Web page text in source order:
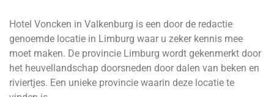
Hotel Voncken in Valkenburg is een door de redactie
genoemde locatie in Limburg waar u zeker kennis mee
moet maken. De provincie Limburg wordt gekenmerkt door
het heuvellandschap doorsneden door dalen van beken en
riviertjes. Een unieke provincie waarin deze locatie te